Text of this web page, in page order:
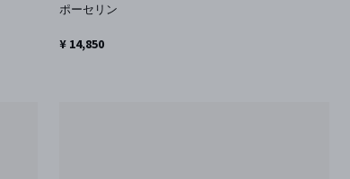
ポーセリン
¥ 14,850